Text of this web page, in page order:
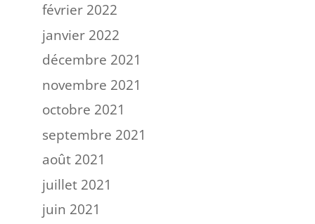
février 2022
janvier 2022
décembre 2021
novembre 2021
octobre 2021
septembre 2021
août 2021
juillet 2021
juin 2021